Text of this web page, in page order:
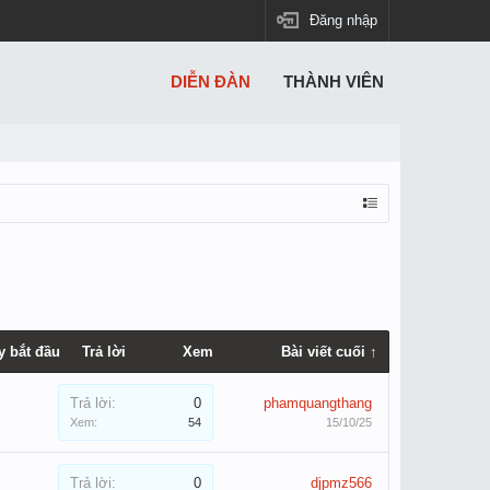
Đăng nhập
bắt đầu Trả lời Xem Bài viết cuối ↑
Trả lời: 0
Xem: 54
phamquangthang
15/10/25
Trả lời: 0 djpmz566
DIỄN ĐÀN THÀNH VIÊN